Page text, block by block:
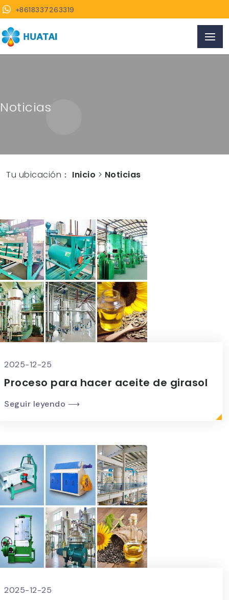
+8618337263319
Noticias
Tu ubicación： Inicio > Noticias
2025-12-25
Proceso para hacer aceite de girasol
Seguir leyendo ⟶
2025-12-25